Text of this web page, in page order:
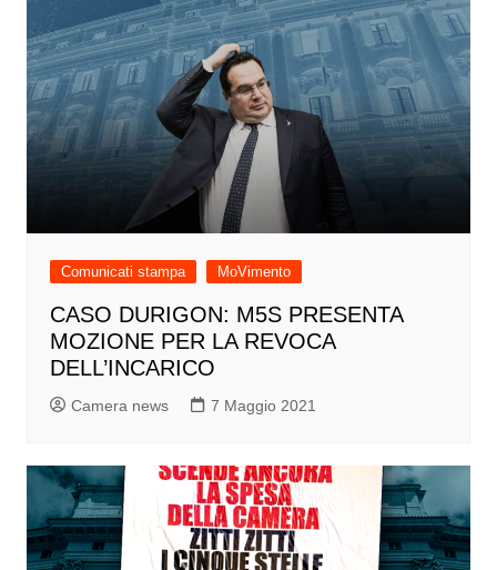
Comunicati stampa MoVimento
CASO DURIGON: M5S PRESENTA
MOZIONE PER LA REVOCA
DELL’INCARICO
Camera news 7 Maggio 2021